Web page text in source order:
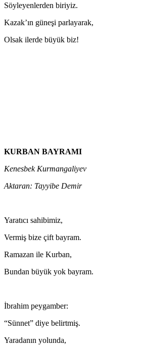
Söyleyenlerden biriyiz.
Kazak’ın güneşi parlayarak,
Olsak ilerde büyük biz!
KURBAN BAYRAMI
Kenesbek Kurmangaliyev
Aktaran: Tayyibe Demir
Yaratıcı
Vermiş bize çift
Ramazan ile Kurban,
Bundan büyük yok
İbrahim peygamber:
“Sünnet” diye belirtmiş.
Yaradanın